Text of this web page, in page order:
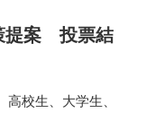
提案 投票結
校生、大学生、